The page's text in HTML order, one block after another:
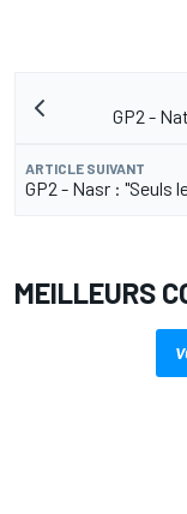
GP2 -
ARTICLE SUIVANT
GP2 - Nasr : "Seuls
MEILLEURS